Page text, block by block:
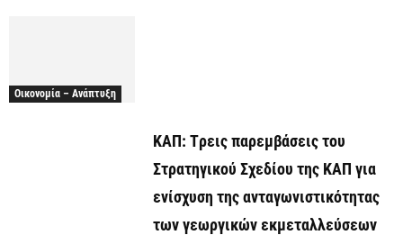
Οικονομία – Ανάπτυξη
ΚΑΠ: Tρεις παρεμβάσεις του
Στρατηγικού Σχεδίου της ΚΑΠ για
ενίσχυση της ανταγωνιστικότητας
των γεωργικών εκμεταλλεύσεων